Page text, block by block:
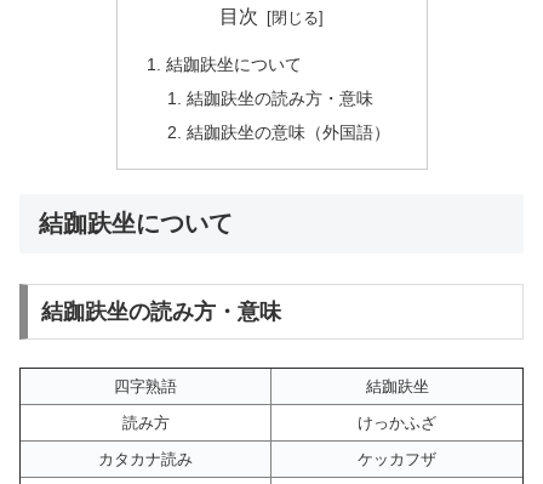
目次
結跏趺坐について
結跏趺坐の読み方・意味
結跏趺坐の意味（外国語）
結跏趺坐について
結跏趺坐の読み方・意味
四字熟語
結跏趺坐
読み方
けっかふざ
カタカナ読み
ケッカフザ